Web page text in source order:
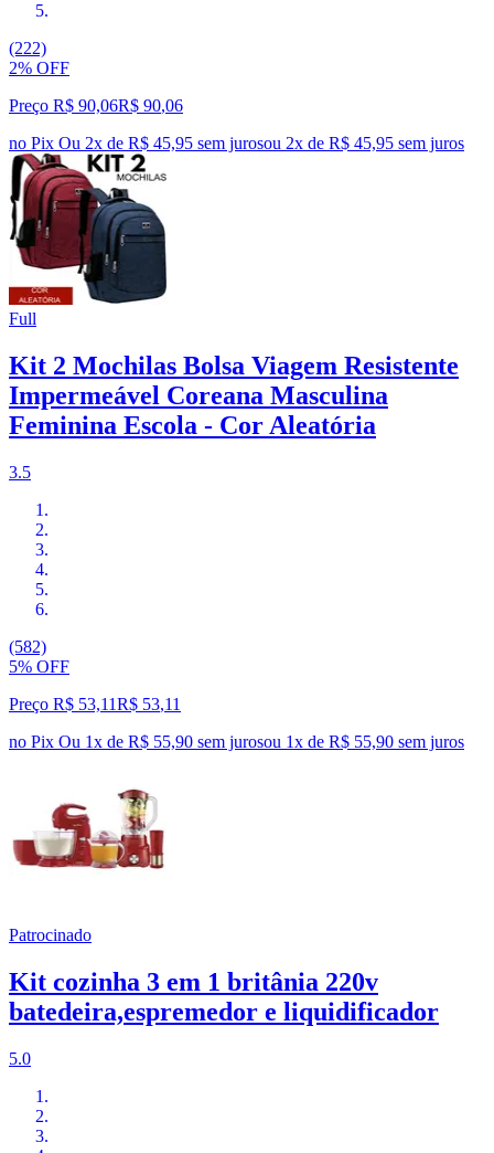
(222)
2% OFF
Preço R$ 90,06R$ 90,06
no Pix Ou 2x de R$ 45,95 sem jurosou 2x de R$ 45,95 sem juros
Full
Kit 2 Mochilas Bolsa Viagem Resistente
Impermeável Coreana Masculina
Feminina Escola - Cor Aleatória
3.5
(582)
5% OFF
Preço R$ 53,11R$ 53,11
no Pix Ou 1x de R$ 55,90 sem jurosou 1x de R$ 55,90 sem juros
Patrocinado
Kit cozinha 3 em 1 britânia 220v
batedeira,espremedor e liquidificador
5.0